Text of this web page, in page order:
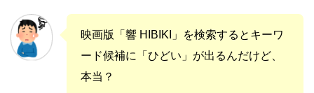
映画版「響 HIBIKI」を検索するとキーワ
ード候補に「ひどい」が出るんだけど、
本当？